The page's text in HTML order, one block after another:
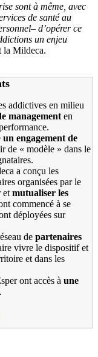
sont à même, avec
de santé au
d’opérer ce
un enjeu
la Mildeca.
addictives en milieu
management en
un engagement de
de « modèle » dans le
a conçu les
organisées par le
et mutualiser les
commencé à se
déployées sur
de partenaires
vivre le dispositif et
et dans les
ont accès à une